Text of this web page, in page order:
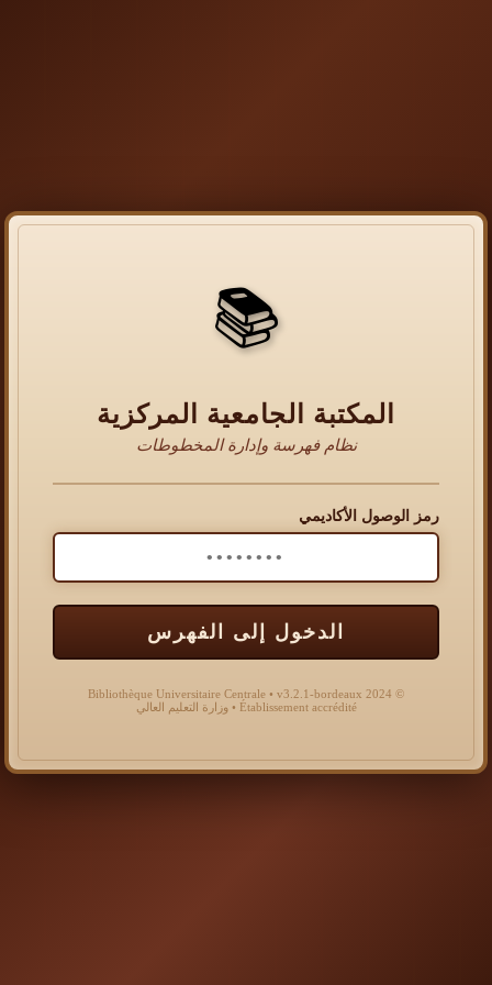
📚
المكتبة الجامعية المركزية
نظام فهرسة وإدارة المخطوطات
رمز الوصول الأكاديمي
الدخول إلى الفهرس
© 2024 Bibliothèque Universitaire Centrale • v3.2.1-bordeaux
Établissement accrédité • وزارة التعليم العالي